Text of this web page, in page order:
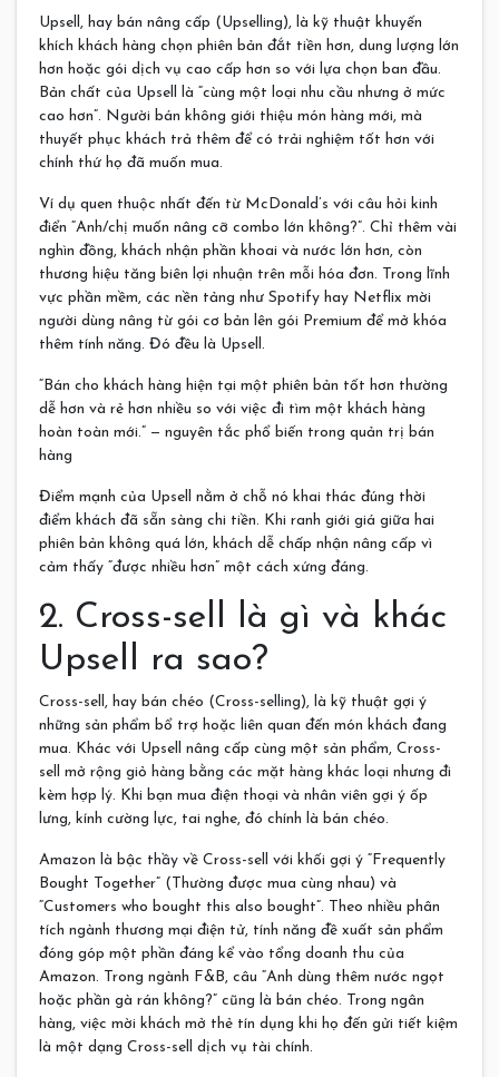
Upsell, hay bán nâng cấp (Upselling), là kỹ thuật khuyến
khích khách hàng chọn phiên bản đắt tiền hơn, dung lượng lớn
hơn hoặc gói dịch vụ cao cấp hơn so với lựa chọn ban đầu.
Bản chất của Upsell là “cùng một loại nhu cầu nhưng ở mức
cao hơn”. Người bán không giới thiệu món hàng mới, mà
thuyết phục khách trả thêm để có trải nghiệm tốt hơn với
chính thứ họ đã muốn mua.
Ví dụ quen thuộc nhất đến từ McDonald’s với câu hỏi kinh
điển “Anh/chị muốn nâng cỡ combo lớn không?”. Chỉ thêm vài
nghìn đồng, khách nhận phần khoai và nước lớn hơn, còn
thương hiệu tăng biên lợi nhuận trên mỗi hóa đơn. Trong lĩnh
vực phần mềm, các nền tảng như Spotify hay Netflix mời
người dùng nâng từ gói cơ bản lên gói Premium để mở khóa
thêm tính năng. Đó đều là Upsell.
“Bán cho khách hàng hiện tại một phiên bản tốt hơn thường
dễ hơn và rẻ hơn nhiều so với việc đi tìm một khách hàng
hoàn toàn mới.” — nguyên tắc phổ biến trong quản trị bán
hàng
Điểm mạnh của Upsell nằm ở chỗ nó khai thác đúng thời
điểm khách đã sẵn sàng chi tiền. Khi ranh giới giá giữa hai
phiên bản không quá lớn, khách dễ chấp nhận nâng cấp vì
cảm thấy “được nhiều hơn” một cách xứng đáng.
2. Cross-sell là gì và khác
Upsell ra sao?
Cross-sell, hay bán chéo (Cross-selling), là kỹ thuật gợi ý
những sản phẩm bổ trợ hoặc liên quan đến món khách đang
mua. Khác với Upsell nâng cấp cùng một sản phẩm, Cross-
sell mở rộng giỏ hàng bằng các mặt hàng khác loại nhưng đi
kèm hợp lý. Khi bạn mua điện thoại và nhân viên gợi ý ốp
lưng, kính cường lực, tai nghe, đó chính là bán chéo.
Amazon là bậc thầy về Cross-sell với khối gợi ý “Frequently
Bought Together” (Thường được mua cùng nhau) và
“Customers who bought this also bought”. Theo nhiều phân
tích ngành thương mại điện tử, tính năng đề xuất sản phẩm
đóng góp một phần đáng kể vào tổng doanh thu của
Amazon. Trong ngành F&B, câu “Anh dùng thêm nước ngọt
hoặc phần gà rán không?” cũng là bán chéo. Trong ngân
hàng, việc mời khách mở thẻ tín dụng khi họ đến gửi tiết kiệm
là một dạng Cross-sell dịch vụ tài chính.